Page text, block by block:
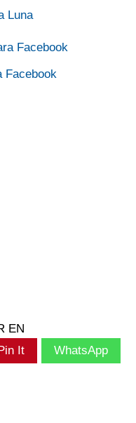
Luna
Facebook
EN
It WhatsApp